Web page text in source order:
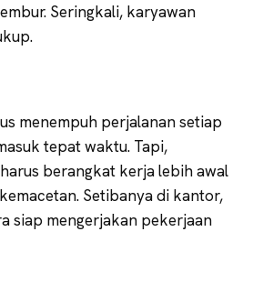
Seringkali, karyawan
menempuh perjalanan setiap
tepat waktu. Tapi,
berangkat kerja lebih awal
Setibanya di kantor,
siap mengerjakan pekerjaan